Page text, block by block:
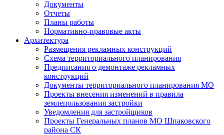
Документы
Отчеты
Планы работы
Нормативно-правовые акты
Архитектура
Размещения рекламных конструкций
Схема территориального планирования
Предписания о демонтаже рекламных
конструкций
Документы территориального планирования МО
Проекты внесения изменений в правила
землепользования застройки
Уведомления для застройщиков
Проекты Генеральных планов МО Шпаковского
района СК